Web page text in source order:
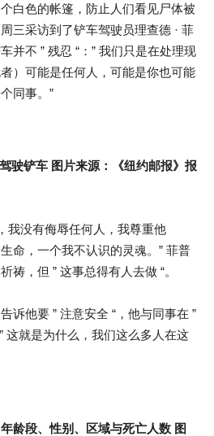
白色的帐篷，防止人们看见尸体被
三采访到了铲车驾驶员理查德 · 菲
并不 ” 残忍 “：” 我们只是在处理现
）可能是任何人，可能是你也可能
同事。”
驶铲车 图片来源：《纽约邮报》报
我没有侮辱任何人，我尊重他
命，一个我不认识的灵魂。” 菲普
祷，但 ” 这事总得有人去做 “。
诉他要 ” 注意安全 “，他与同事在 ”
这就是为什么，我们这么多人在这
龄段、性别、区域与死亡人数 图